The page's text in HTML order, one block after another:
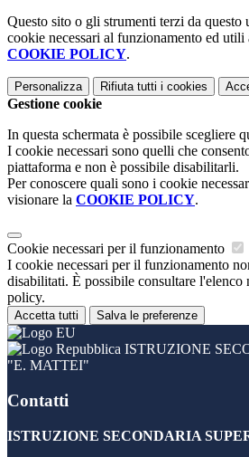
Questo sito o gli strumenti terzi da
cookie necessari al funzionamento ed
COOKIE POLICY.
Personalizza Rifiuta tutti i cookies
Gestione cookie
In questa schermata è possibile scegliere
I cookie necessari sono quelli che
piattaforma e non è possibile disabilitarli.
Per conoscere quali sono i cookie
visionare la COOKIE POLICY.
Cookie necessari per il funzionamento
I cookie necessari per il funzionamento
disabilitati. È possibile consultare l'elenco
policy.
Accetta tutti Salva le preferenze
ISTRUZIONE
"E. MATTEI"
Contatti
ISTRUZIONE SECONDARIA